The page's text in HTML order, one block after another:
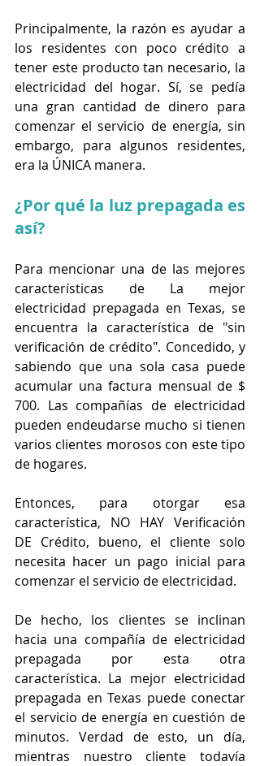
Principalmente, la razón es ayudar a
los residentes con poco crédito a
tener este producto tan necesario, la
electricidad del hogar. Sí, se pedía
una gran cantidad de dinero para
comenzar el servicio de energía, sin
embargo, para algunos residentes,
era la ÚNICA manera.
¿Por qué la luz prepagada es
así?
Para mencionar una de las mejores
características de La mejor
electricidad prepagada en Texas, se
encuentra la característica de "sin
verificación de crédito". Concedido, y
sabiendo que una sola casa puede
acumular una factura mensual de $
700. Las compañías de electricidad
pueden endeudarse mucho si tienen
varios clientes morosos con este tipo
de hogares.
Entonces, para otorgar esa
característica, NO HAY Verificación
DE Crédito, bueno, el cliente solo
necesita hacer un pago inicial para
comenzar el servicio de electricidad.
De hecho, los clientes se inclinan
hacia una compañía de electricidad
prepagada por esta otra
característica. La mejor electricidad
prepagada en Texas puede conectar
el servicio de energía en cuestión de
minutos. Verdad de esto, un día,
mientras nuestro cliente todavía